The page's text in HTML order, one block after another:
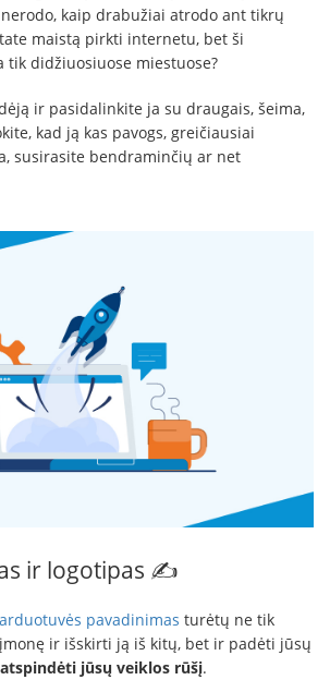
kaip drabužiai atrodo ant tikrų
maistą pirkti internetu, bet ši
tik didžiuosiuose miestuose?
ir pasidalinkite ja su draugais, šeima,
kad ją kas pavogs, greičiausiai
susirasite bendraminčių ar net
ir logotipas ✍️
pavadinimas turėtų ne tik
ir išskirti ją iš kitų, bet ir padėti jūsų
atspindėti jūsų veiklos rūšį.